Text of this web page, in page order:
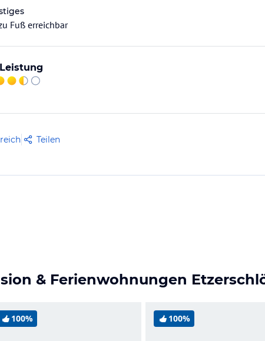
Fuß erreichbar
Teilen
& Ferienwohnungen
100% 100%